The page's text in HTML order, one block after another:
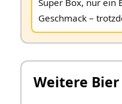
Super Box, nur ein
Geschmack –
Weitere